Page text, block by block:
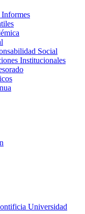
Social
Institucionales
Universidad